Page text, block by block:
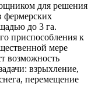
для решения
фермерских
до 3 га.
приспособления к
мере
возможность
взрыхление,
перемещение